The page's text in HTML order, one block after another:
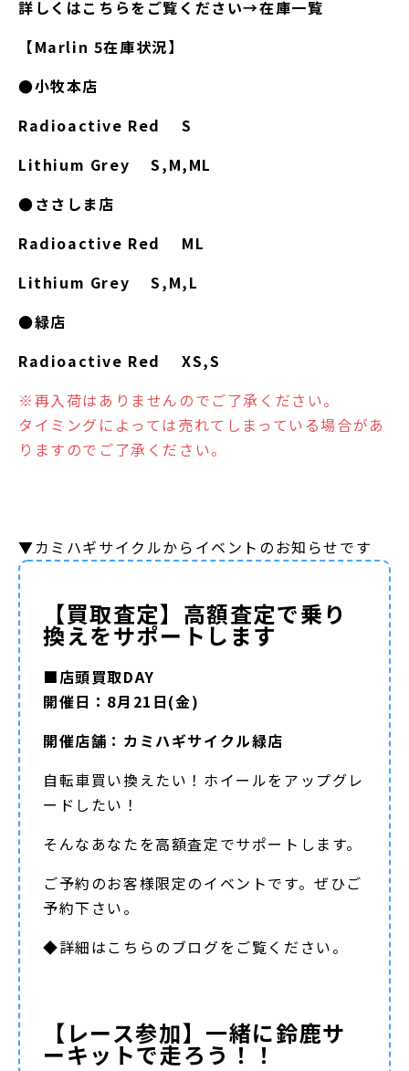
詳しくはこちらをご覧ください→在庫一覧
【Marlin 5在庫状況】
●小牧本店
Radioactive Red S
Lithium Grey S,M,ML
●ささしま店
Radioactive Red ML
Lithium Grey S,M,L
●緑店
Radioactive Red XS,S
※再入荷はありませんのでご了承ください。
タイミングによっては売れてしまっている場合があ
りますのでご了承ください。
▼カミハギサイクルからイベントのお知らせです
【買取査定】高額査定で乗り
換えをサポートします
■店頭買取DAY
開催日：8月21日(金)
開催店舗：カミハギサイクル緑店
自転車買い換えたい！ホイールをアップグレ
ードしたい！
そんなあなたを高額査定でサポートします。
ご予約のお客様限定のイベントです。ぜひご
予約下さい。
◆詳細はこちらのブログをご覧ください。
【レース参加】一緒に鈴鹿サ
ーキットで走ろう！！